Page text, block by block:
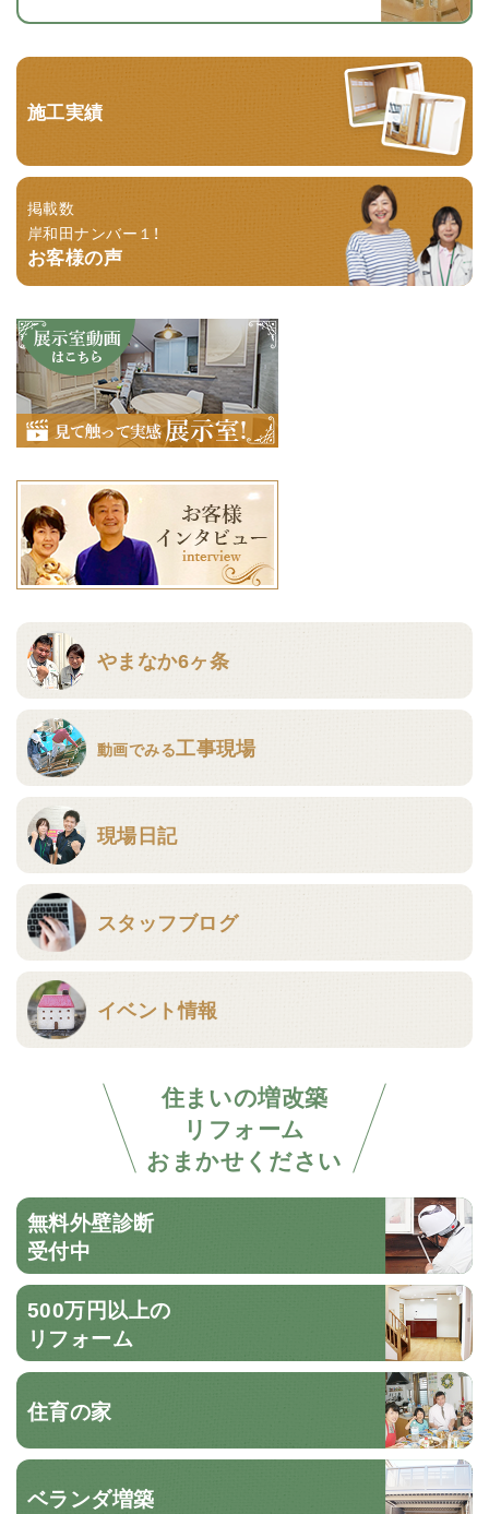
施工実績
掲載数
岸和田ナンバー１！
お客様の声
やまなか6ヶ条
動画でみる工事現場
現場日記
スタッフブログ
イベント情報
住まいの増改築
リフォーム
おまかせください
無料外壁診断
受付中
500万円以上の
リフォーム
住育の家
ベランダ増築